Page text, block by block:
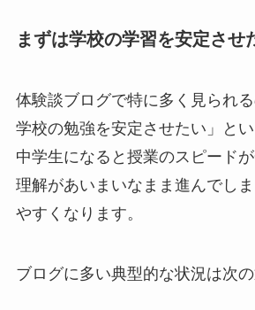
まずは学校の学習を安定させ
体験談ブログで特に多く見られ
学校の勉強を安定させたい」とい
中学生になると授業のスピードが
理解があいまいなまま進んでし
やすくなります。
ブログに多い典型的な状況は次の